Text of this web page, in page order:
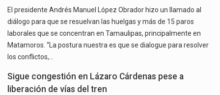
El presidente Andrés Manuel López Obrador hizo un llamado al
diálogo para que se resuelvan las huelgas y más de 15 paros
laborales que se concentran en Tamaulipas, principalmente en
Matamoros. “La postura nuestra es que se dialogue para resolver
los conflictos,…
Sigue congestión en Lázaro Cárdenas pese a
liberación de vías del tren